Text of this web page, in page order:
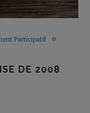
Participatif
DE 2008